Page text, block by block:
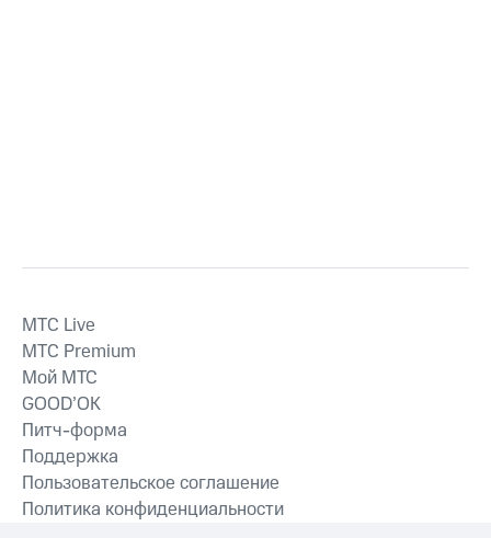
MTС Live
MTС Premium
Мой МТС
GOOD’OK
Питч-форма
Поддержка
Пользовательское соглашение
Политика конфиденциальности